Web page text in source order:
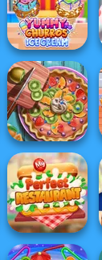
Tasty Ice Cream
Pancake
Yummy Churros
Ice Cream
Pie Real Life
Cooking